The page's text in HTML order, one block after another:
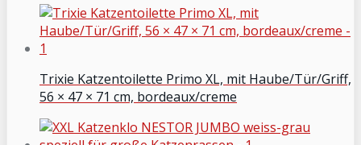
Trixie Katzentoilette Primo XL, mit Haube/Tür/Griff,
56 × 47 × 71 cm, bordeaux/creme